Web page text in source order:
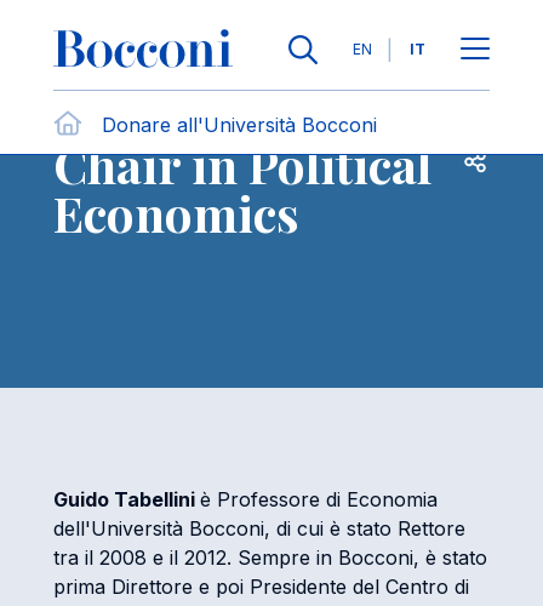
Lingue
EN IT
Donare all'Università Bocconi
Briciole di pane Contattaci
Intesa Sanpaolo
Chair in Political
Economics
Apri per
Guido Tabellini è Professore di Economia
dell'Università Bocconi, di cui è stato Rettore
tra il 2008 e il 2012. Sempre in Bocconi, è stato
prima Direttore e poi Presidente del Centro di